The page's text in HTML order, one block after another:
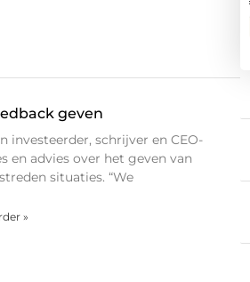
geven
investeerder, schrijver en CEO-
en advies over het geven van
situaties. “We
»